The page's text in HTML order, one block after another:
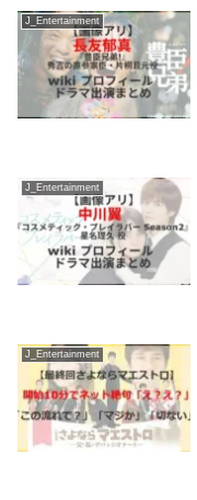
J_Entertainment
J_Entertainment
J_Entertainment